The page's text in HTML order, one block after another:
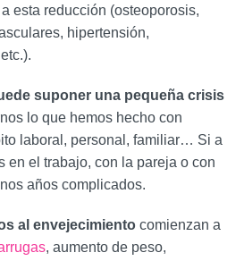
esta reducción (osteoporosis,
hipertensión,
suponer una pequeña crisis
lo que hemos hecho con
laboral, personal, familiar… Si a
en el trabajo, con la pareja o con
años complicados.
al envejecimiento comienzan a
, aumento de peso,